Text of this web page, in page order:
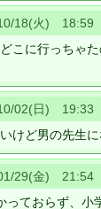
18(火) 18:59
こに行っちゃ
02(日) 19:33
けど男の先生
29(金) 21:54
っておらず、小